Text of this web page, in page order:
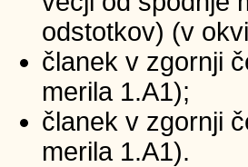
odstotkov) (v
članek v zgornji
merila 1.A1);
članek v zgornji
merila 1.A1).